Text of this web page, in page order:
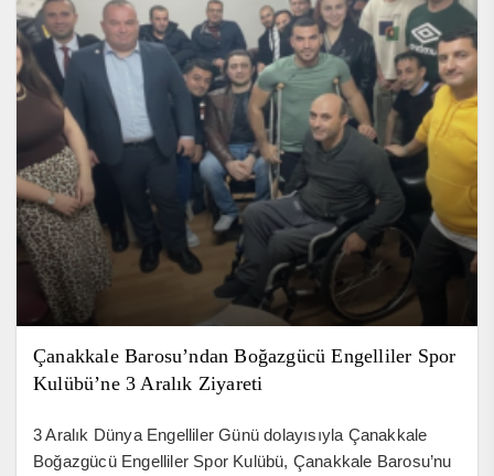
Çanakkale Barosu’ndan Boğazgücü Engelliler Spor
Kulübü’ne 3 Aralık Ziyareti
3 Aralık Dünya Engelliler Günü dolayısıyla Çanakkale
Boğazgücü Engelliler Spor Kulübü, Çanakkale Barosu’nu